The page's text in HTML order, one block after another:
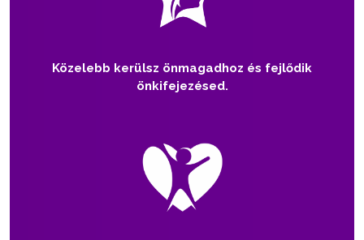
Közelebb kerülsz önmagadhoz és fejlődik
önkifejezésed.